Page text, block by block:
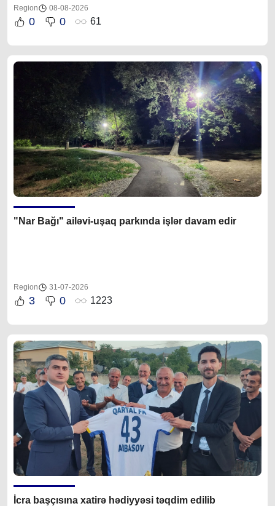
Region 08-08-2026
0 0 61
"Nar Bağı" ailəvi-uşaq parkında işlər davam edir
Region 31-07-2026
3 0 1223
İcra başçısına xatirə hədiyyəsi təqdim edilib